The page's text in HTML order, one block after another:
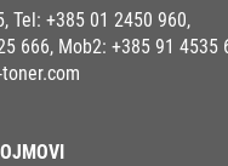
, Tel: +385 01 2450 960,
666, Mob2: +385 91 4535